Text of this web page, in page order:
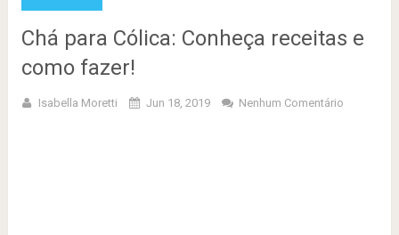
Chá para Cólica: Conheça receitas e
como fazer!
Isabella Moretti Jun 18, 2019 Nenhum Comentário